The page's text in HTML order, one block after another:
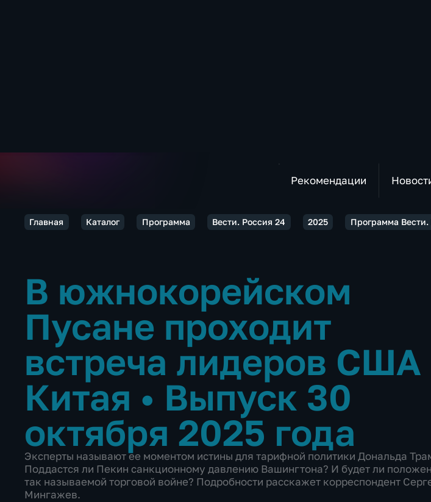
Рекомендации
Главная Каталог Программа Вести. Россия 24 2025 Программа
В южнокорейском
Пусане проходит
встреча лидеров США
Китая • Выпуск 30
октября 2025 года
Эксперты называют ее моментом истины для тарифной политики Дональда
Поддастся ли Пекин санкционному давлению Вашингтона? И будет ли
так называемой торговой войне? Подробности расскажет корреспондент
Мингажев.